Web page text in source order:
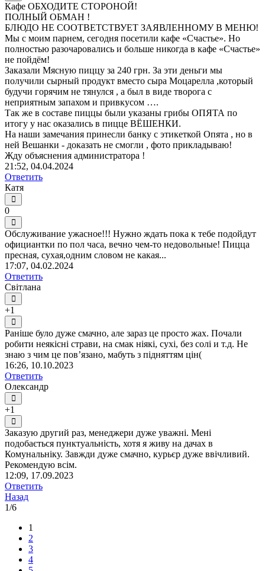
Кафе ОБХОДИТЕ СТОРОНОЙ!
ПОЛНЫЙ ОБМАН !
БЛЮДО НЕ СООТВЕТСТВУЕТ ЗАЯВЛЕННОМУ В МЕНЮ!
Мы с моим парнем, сегодня посетили кафе «Счастье». Но
полностью разочаровались и больше никогда в кафе «Счастье»
не пойдём!
Заказали Мясную пиццу за 240 грн. За эти деньги мы
получили сырный продукт вместо сыра Моцарелла ,который
будучи горячим не тянулся , а был в виде творога с
неприятным запахом и привкусом ….
Так же в составе пиццы были указаны грибы ОПЯТА по
итогу у нас оказались в пицце ВЁШЕНКИ.
На наши замечания принесли банку с этикеткой Опята , но в
ней Вешанки - доказать не смогли , фото прикладываю!
Жду объяснения администратора !
21:52, 04.04.2024
Ответить
Катя
0
Обслуживание ужасное!!! Нужно ждать пока к тебе подойдут
официантки по пол часа, вечно чем-то недовольные! Пицца
пресная, сухая,одним словом не какая...
17:07, 04.02.2024
Ответить
Світлана
+1
Раніше було дуже смачно, але зараз це просто жах. Почали
робити неякісні страви, на смак ніякі, сухі, без солі и т.д. Не
знаю з чим це повʼязано, мабуть з підняттям цін(
16:26, 10.10.2023
Ответить
Олександр
+1
Заказую другий раз, менеджери дуже уважні. Мені
подобається пунктуальність, хотя я живу на дачах в
Комунальніку. Завжди дуже смачно, курьєр дуже ввічливий.
Рекомендую всім.
12:09, 17.09.2023
Ответить
Назад
1/6
1
2
3
4